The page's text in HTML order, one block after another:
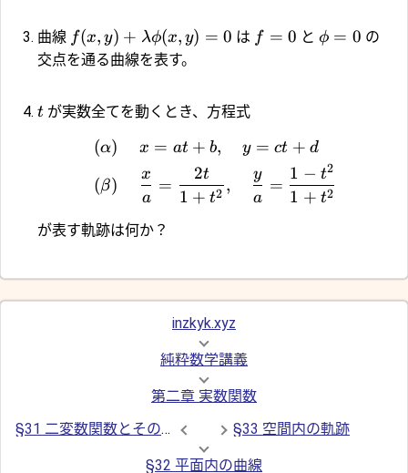
曲線 f(x, y) + λϕ(x, y) = 0 は f = 0 とϕ = 0 の
交点を通る曲線を表す。
t が実数全てを動くとき、方程式
(α)
(β)
x = at + b, y = ct + d
a
x
=
1 + t2
2t
,
a
y
=
1 + t2
1 − t2
が表す軌跡は何か？
inzkyk.xyz
純粋数学講義
第二章 実数関数
§31 二変数関数とその図示
§33 空間内の軌跡
§32 平面内の曲線